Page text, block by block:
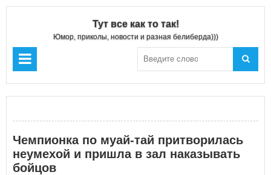
Тут все как то так!
Юмор, приколы, новости и разная белиберда)))
Чемпионка по муай-тай притворилась
неумехой и пришла в зал наказывать
бойцов